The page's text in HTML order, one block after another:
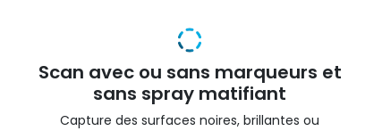
Scan avec ou sans marqueurs et
sans spray matifiant
Capture des surfaces noires, brillantes ou